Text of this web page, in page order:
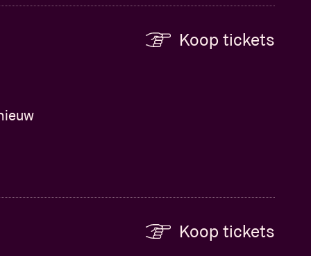
Koop tickets
Koop tickets